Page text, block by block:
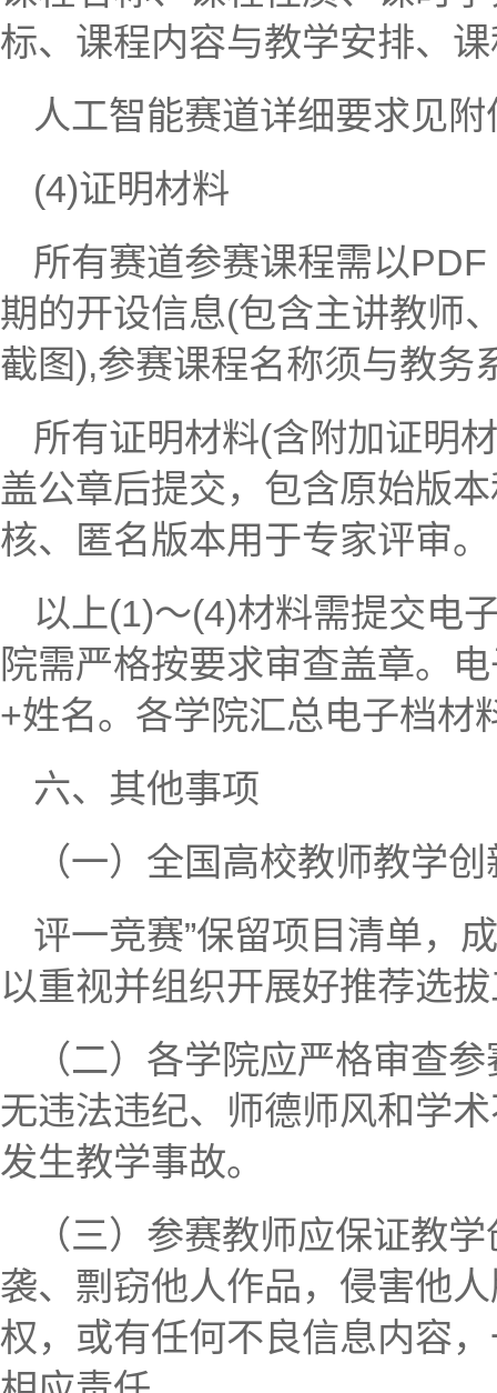
标、课程内容与教学安排、
人工智能赛道详细要求见
(4)证明材料
所有赛道参赛课程需以
期的开设信息(包含主讲教师
截图),参赛课程名称须与教务
所有证明材料(含附加证明
盖公章后提交，包含原始版
核、匿名版本用于专家评审。
以上(1)～(4)材料需提交电
院需严格按要求审查盖章。
+姓名。各学院汇总电子档材
六、其他事项
（一）全国高校教师教学
评一竞赛”保留项目清单，
以重视并组织开展好推荐选
（二）各学院应严格审查
无违法违纪、师德师风和学
发生教学事故。
（三）参赛教师应保证教
袭、剽窃他人作品，侵害他
权，或有任何不良信息内容